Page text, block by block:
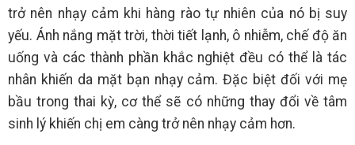
trở nên nhạy cảm khi hàng rào tự nhiên của nó bị suy
yếu. Ánh nắng mặt trời, thời tiết lạnh, ô nhiễm, chế độ ăn
uống và các thành phần khắc nghiệt đều có thể là tác
nhân khiến da mặt bạn nhạy cảm. Đặc biệt đối với mẹ
bầu trong thai kỳ, cơ thể sẽ có những thay đổi về tâm
sinh lý khiến chị em càng trở nên nhạy cảm hơn.